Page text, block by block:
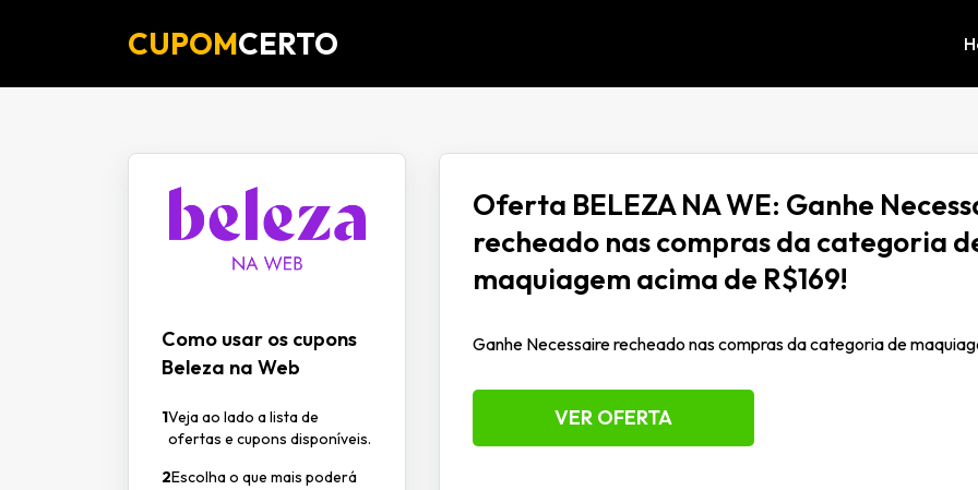
CUPOMCERTO
Como usar os cupons
Beleza na Web
1Veja ao lado a lista de
ofertas e cupons disponíveis.
2Escolha o que mais poderá
Oferta BELEZA NA WE: Ganhe
recheado nas compras da categoria
maquiagem acima de R$169!
Ganhe Necessaire recheado nas compras da categoria de
VER OFERTA